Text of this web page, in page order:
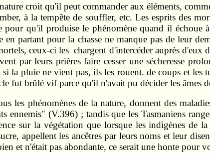
croit qu'il peut commander aux éléments,
à la tempête de souffler, etc. Les esprits des
qu'il produise le phénomène quand il échoue
partant pour la chasse ne manque pas de leur
ceux-ci les chargent d'intercéder auprès d'eux
par leurs prières faire cesser une sécheresse
la pluie ne vient pas, ils les rouent. de coups et les
fut brûlé vif parce qu'il n'avait pu décider les âmes
les phénomènes de la nature, donnent des
ennemis" (V.396) ; tandis que les Tasmaniens
sur la végétation que lorsque les indigènes de
appellent les ancêtres par leurs noms et leur
et n'était pas abondante, ce serait une honte pour